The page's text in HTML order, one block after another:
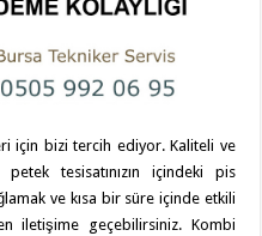
için bizi tercih ediyor. Kaliteli ve
tesisatınızın içindeki pis
ve kısa bir süre içinde etkili
iletişime geçebilirsiniz. Kombi